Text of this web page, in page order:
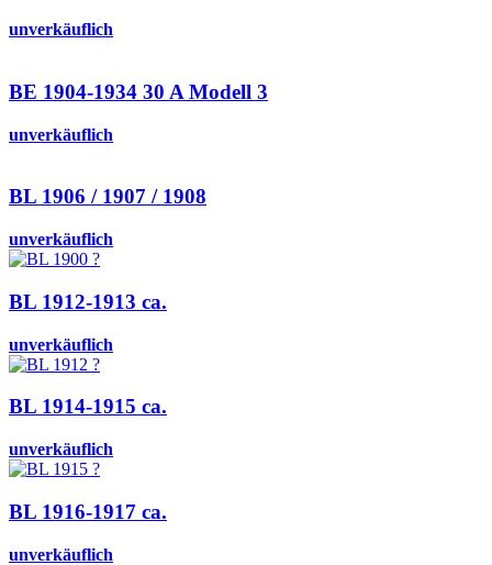
unverkäuflich
BE 1904-1934 30 A Modell 3
unverkäuflich
BL 1906 / 1907 / 1908
unverkäuflich
BL 1912-1913 ca.
unverkäuflich
BL 1914-1915 ca.
unverkäuflich
BL 1916-1917 ca.
unverkäuflich